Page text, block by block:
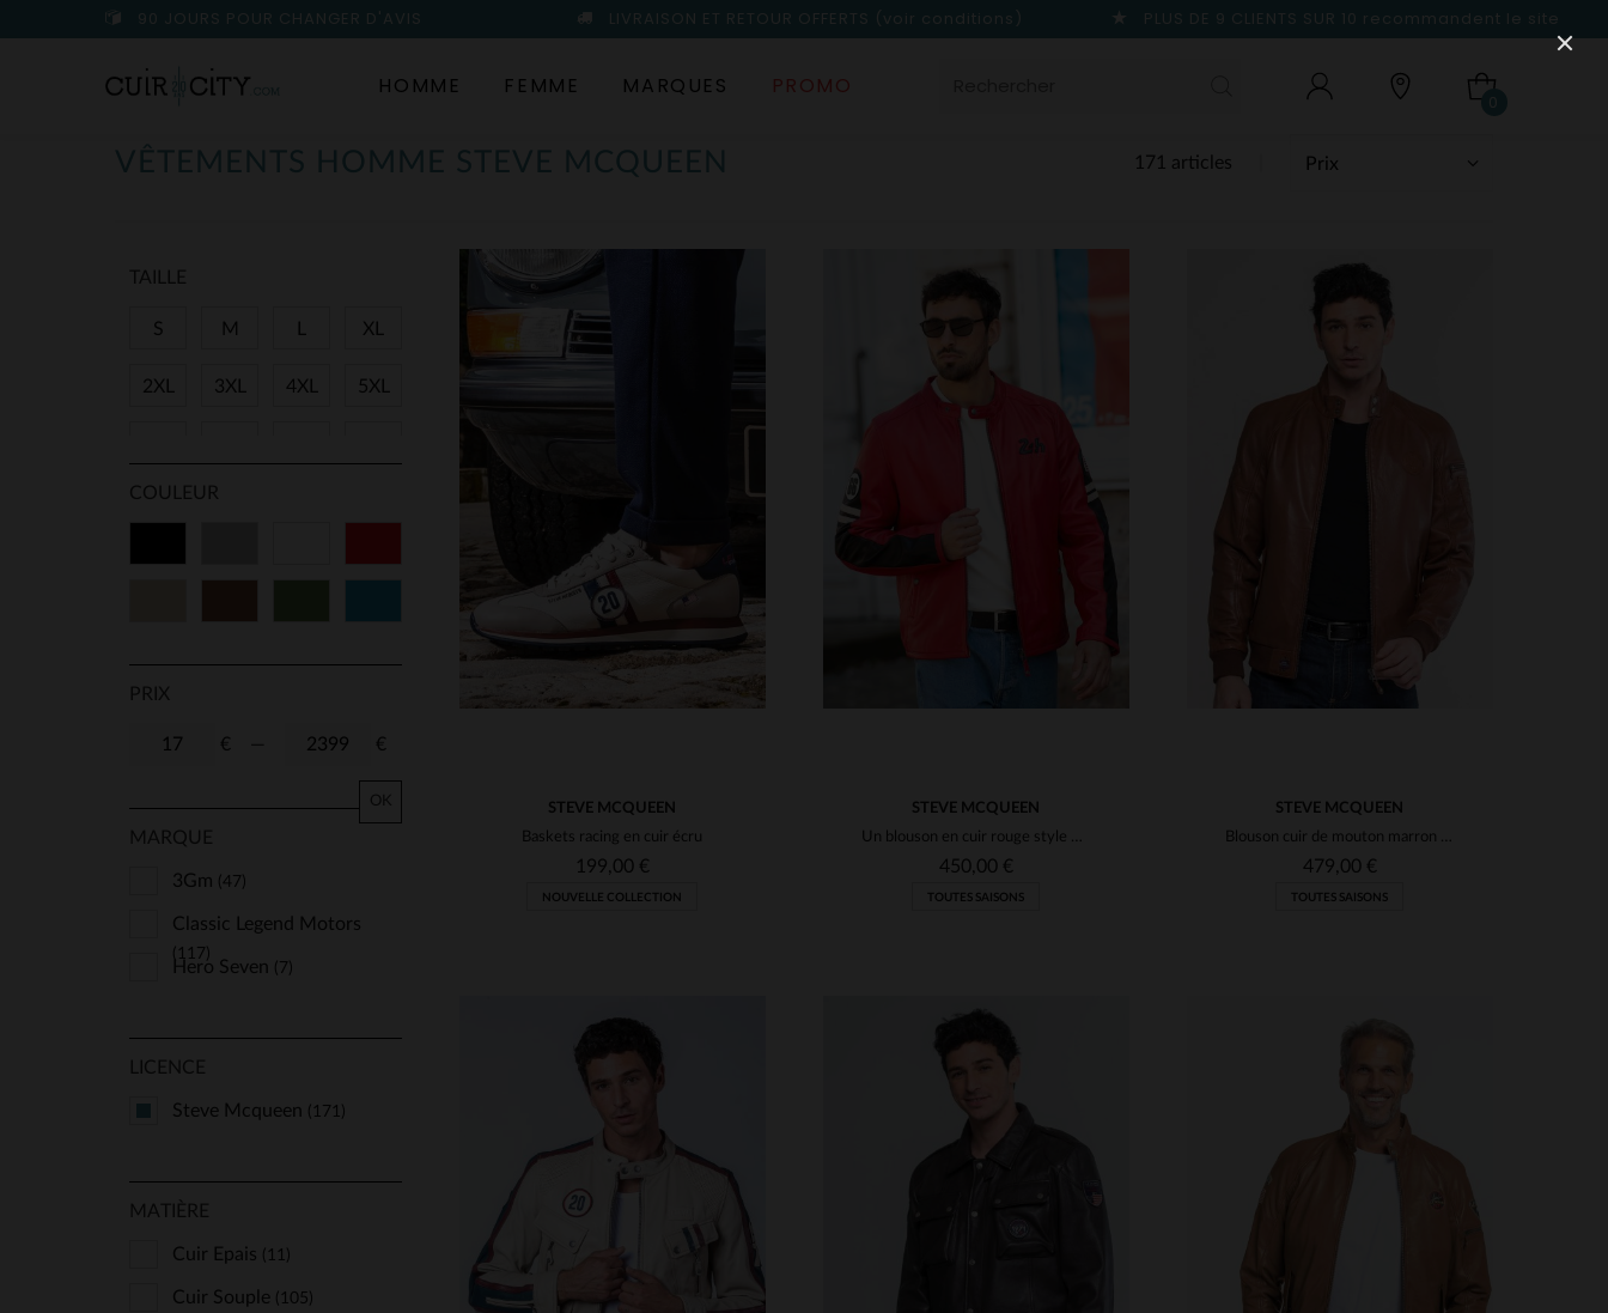
90 JOURS POUR CHANGER D'AVIS LIVRAISON ET RETOUR OFFERTS (voir conditions) PLUS DE 9 CLIENTS SUR 10 recommandent le site
HOMME FEMME MARQUES PROMO
0
171 articles
VÊTEMENTS HOMME STEVE MCQUEEN
TAILLE
S M XL
2XL 3XL 4XL 5XL
TU
COULEUR
PRIX
€ €
OK
MARQUE
3Gm (47)
Classic Legend Motors
(117)
Hero Seven (7)
LICENCE
Steve Mcqueen (171)
MATIÈRE
Cuir Epais (11)
Cuir Souple (105) 40
STEVE MCQUEEN
Baskets racing en cuir écru
199,00 €
NOUVELLE COLLECTION
STEVE MCQUEEN
Un blouson en cuir rouge style motard, col motard et coupe regular
450,00 €
TOUTES SAISONS
STEVE MCQUEEN
Blouson cuir de mouton marron tortoise, inspiré de Steve McQueen.
479,00 €
TOUTES SAISONS